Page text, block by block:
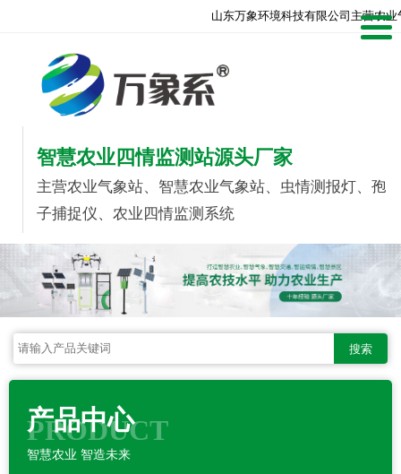
山东万象环境科技有限公司主营农
智慧农业四情监测站源头厂家
主营农业气象站、智慧农业气象站、虫情测报灯、孢
子捕捉仪、农业四情监测系统
搜索
产品中心
PRODUCT
智慧农业 智造未来